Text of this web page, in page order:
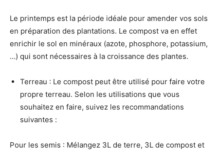
Le printemps est la période idéale pour amender vos sols
en préparation des plantations. Le compost va en effet
enrichir le sol en minéraux (azote, phosphore, potassium,
…) qui sont nécessaires à la croissance des plantes.
Terreau : Le compost peut être utilisé pour faire votre
propre terreau. Selon les utilisations que vous
souhaitez en faire, suivez les recommandations
suivantes :
Pour les semis : Mélangez 3L de terre, 3L de compost et